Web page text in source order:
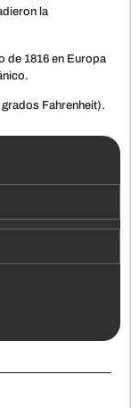
la
de 1816 en Europa
Fahrenheit).